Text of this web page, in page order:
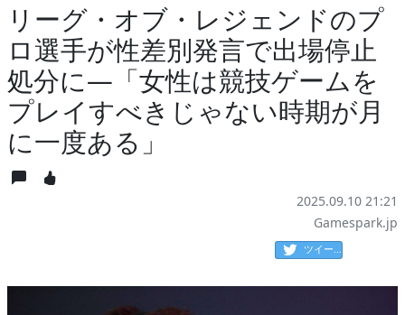
リーグ・オブ・レジェンドのプ
ロ選手が性差別発言で出場停止
処分に―「女性は競技ゲームを
プレイすべきじゃない時期が月
に一度ある」
2025.09.10 21:21
Gamespark.jp
ツイート